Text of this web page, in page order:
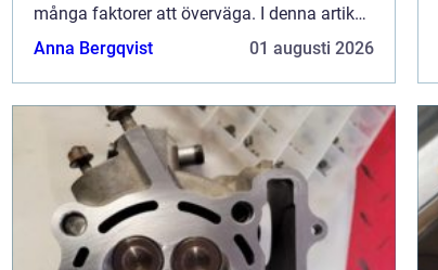
många faktorer att överväga. I denna artikel
kommer vi ...
Anna Bergqvist 01 augusti 2026